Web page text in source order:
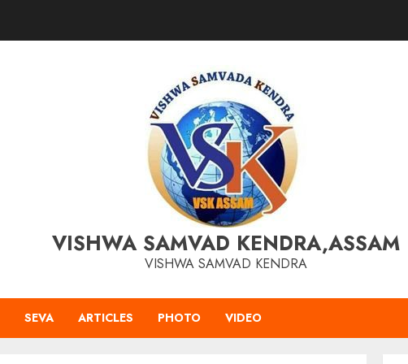
VISHWA SAMVAD KENDRA,ASSAM
VISHWA SAMVAD KENDRA
SEVA ARTICLES PHOTO VIDEO